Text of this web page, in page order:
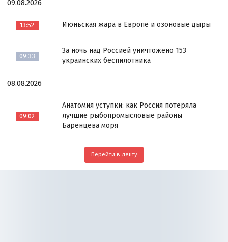
09.08.2026
13:52 Июньская жара в Европе и озоновые дыры
09:33
За ночь над Россией уничтожено 153
украинских беспилотника
08.08.2026
09:02
Анатомия уступки: как Россия потеряла
лучшие рыбопромысловые районы
Баренцева моря
Перейти в ленту